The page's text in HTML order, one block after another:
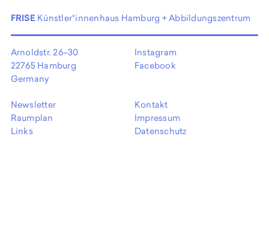
FRISE Künstler*innenhaus Hamburg + Abbildungszentrum
Arnoldstr. 26–30
22765 Hamburg
Germany
Instagram
Facebook
Newsletter
Raumplan
Links
Kontakt
Impressum
Datenschutz